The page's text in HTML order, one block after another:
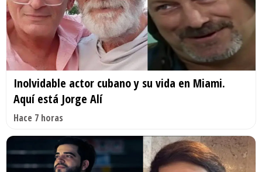
Inolvidable actor cubano y su vida en Miami.
Aquí está Jorge Alí
Hace 7 horas